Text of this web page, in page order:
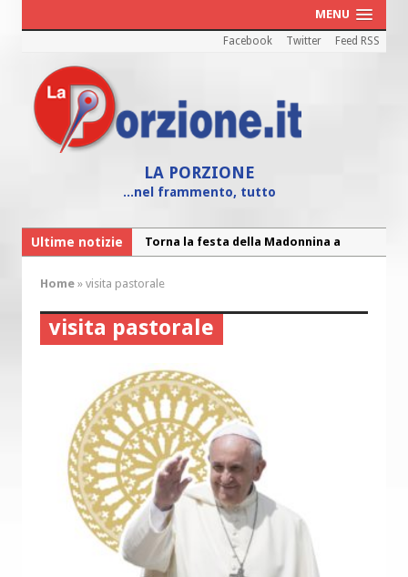
MENU
Facebook Twitter Feed RSS
LA PORZIONE
...nel frammento, tutto
Ultime notizie
Torna la festa di Sant’Andrea:
“Chiediamo al Signore di capire ciò che
è buono, giusto e santo per la nostra
vita”
Colletta pro Venezuela: aderisce
anche l’Arcidiocesi di Pescara-Penne
Fine vita: la Chiesa Cattolica inglese si
mobilita contro il suicidio assistito
Torna la festa della Madonnina a
Montesilvano: “Tanta la devozione”
Home » visita pastorale
visita pastorale